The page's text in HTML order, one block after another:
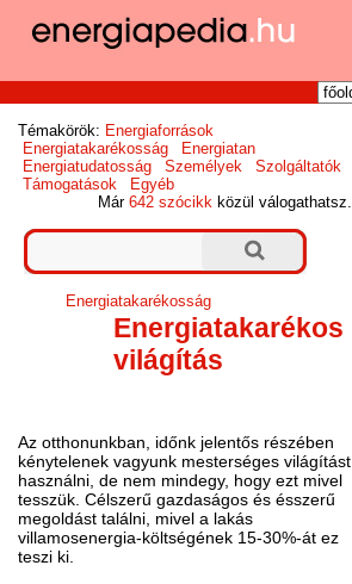
Témakörök: Energiaforrások
Energiatakarékosság
Energiatan
Energiatudatosság
Személyek
Szolgáltatók
Támogatások
Egyéb
Már642 szócikk közül válogathatsz.
Energiatakarékosság
Energiatakarékos
világítás
Az otthonunkban, időnk jelentős részében
kénytelenek vagyunk mesterséges világítást
használni, de nem mindegy, hogy ezt mivel
tesszük. Célszerű gazdaságos és ésszerű
megoldást találni, mivel a lakás
villamosenergia-költségének 15-30%-át ez
teszi ki.